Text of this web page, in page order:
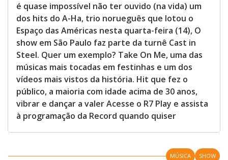
é quase impossível não ter ouvido (na vida) um
dos hits do A-Ha, trio norueguês que lotou o
Espaço das Américas nesta quarta-feira (14), O
show em São Paulo faz parte da turnê Cast in
Steel. Quer um exemplo? Take On Me, uma das
músicas mais tocadas em festinhas e um dos
vídeos mais vistos da história. Hit que fez o
público, a maioria com idade acima de 30 anos,
vibrar e dançar a valer Acesse o R7 Play e assista
à programação da Record quando quiser
MÚSICA SHOW